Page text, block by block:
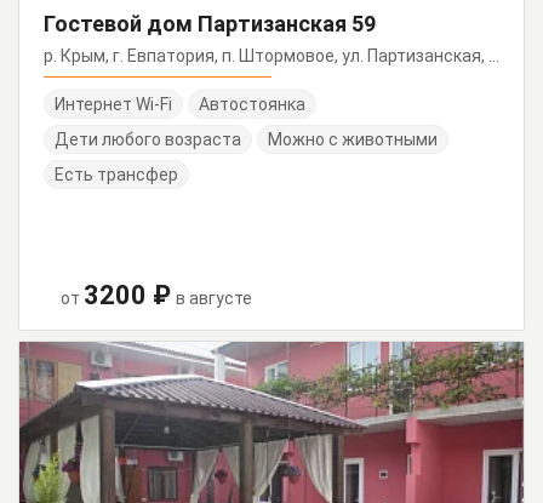
Гостевой дом Партизанская 59
р. Крым, г. Евпатория, п. Штормовое, ул. Партизанская, 59
Интернет Wi-Fi
Автостоянка
Дети любого возраста
Можно с животными
Есть трансфер
от 3200 ₽ в августе